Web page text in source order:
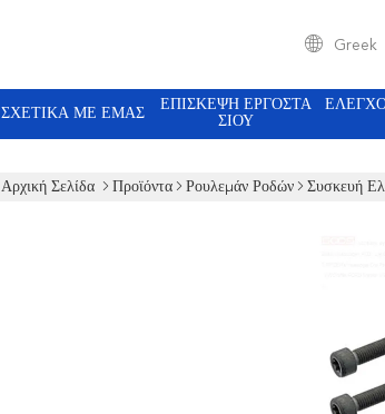
Greek
ΣΧΕΤΙΚΆ ΜΕ ΕΜΆΣ
ΕΠΙΣΚΕΨΉ ΕΡΓΟΣΤΑ
ΣΊΟΥ
Αρχική Σελίδα Προϊόντα Ρουλεμάν Ροδών Συσκευή